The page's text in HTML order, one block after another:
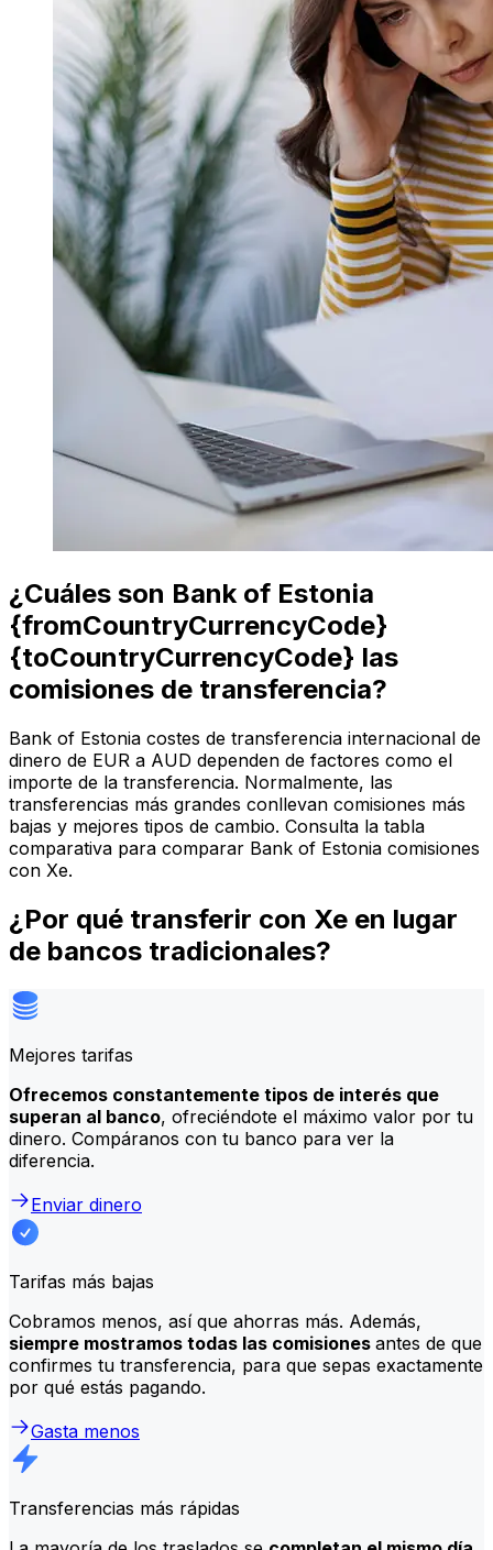
¿Cuáles son Bank of Estonia
{fromCountryCurrencyCode}
{toCountryCurrencyCode} las
comisiones de transferencia?
Bank of Estonia costes de transferencia internacional de
dinero de EUR a AUD dependen de factores como el
importe de la transferencia. Normalmente, las
transferencias más grandes conllevan comisiones más
bajas y mejores tipos de cambio. Consulta la tabla
comparativa para comparar Bank of Estonia comisiones
con Xe.
¿Por qué transferir con Xe en lugar
de bancos tradicionales?
Mejores tarifas
Ofrecemos constantemente tipos de interés que
superan al banco, ofreciéndote el máximo valor por tu
dinero. Compáranos con tu banco para ver la
diferencia.
Enviar dinero
Tarifas más bajas
Cobramos menos, así que ahorras más. Además,
siempre mostramos todas las comisiones antes de que
confirmes tu transferencia, para que sepas exactamente
por qué estás pagando.
Gasta menos
Transferencias más rápidas